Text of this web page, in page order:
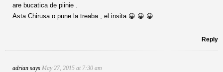
are bucatica de piinie .
Asta Chirusa o pune la treaba , el insita 😀 😀 😀
Reply
adrian says May 27, 2015 at 7:30 am